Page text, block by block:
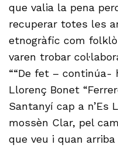
que valia la pena
recuperar totes les
etnogràfic com
varen trobar
““De fet – continúa-
Llorenç Bonet
Santanyí cap a n’Es
mossèn Clar, pel
que veu i quan